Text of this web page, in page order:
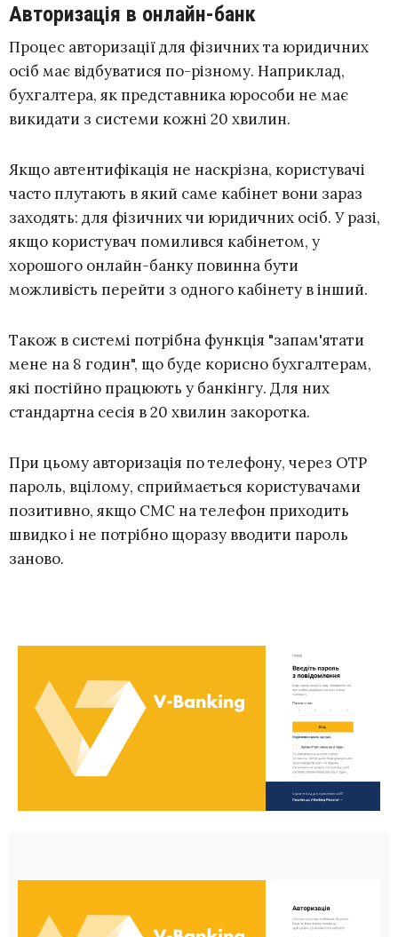
Авторизація в онлайн-банк
Процес авторизації для фізичних та юридичних
осіб має відбуватися по-різному. Наприклад,
бухгалтера, як представника юрособи не має
викидати з системи кожні 20 хвилин.
Якщо автентифікація не наскрізна, користувачі
часто плутають в який саме кабінет вони зараз
заходять: для фізичних чи юридичних осіб. У разі,
якщо користувач помилився кабінетом, у
хорошого онлайн-банку повинна бути
можливість перейти з одного кабінету в інший.
Також в системі потрібна функція "запам'ятати
мене на 8 годин", що буде корисно бухгалтерам,
які постійно працюють у банкінгу. Для них
стандартна сесія в 20 хвилин закоротка.
При цьому авторизація по телефону, через OTP
пароль, вцілому, сприймається користувачами
позитивно, якщо СМС на телефон приходить
швидко і не потрібно щоразу вводити пароль
заново.